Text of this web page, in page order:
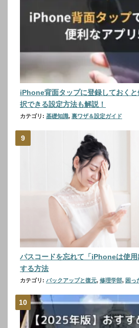
iPhone背面タップに登録しておく
択できる設定方法も解説！
カテゴリ: 基礎知識, 裏ワザ＆設定ガイド
パスコードを忘れて「iPhoneは使
する方法
カテゴリ: バックアップと復元, 修理学部, 困っ